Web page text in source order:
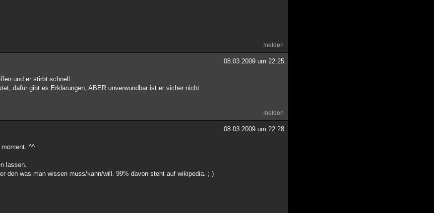
melden
08.03.2009 um 22:25
und er stirbt schnell.
dafür gibt es Erklärungen, ABER unverwundbar ist er sicher nicht.
melden
08.03.2009 um 22:28
^^
lassen.
den was man wissen muss/kann/will. 99% davon steht auf wikipedia. ; )